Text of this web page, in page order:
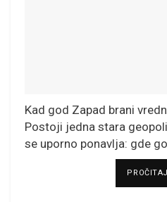
Kad god Zapad brani
Postoji jedna stara
se uporno ponavlja: gde